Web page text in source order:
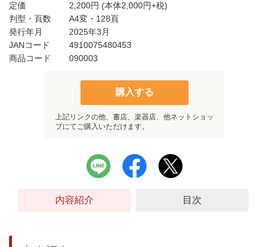
定価 2,200円 (本体2,000円+税)
判型・頁数
A4変・128頁
発行年月
2025年3月
JANコード
4910075480453
商品コード
090003
購入する
上記リンクの他、書店、楽器店、他ネットショッ
プにてご購入いただけます。
内容紹介 目次